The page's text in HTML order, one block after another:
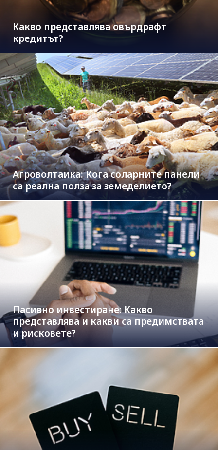
Какво представлява овърдрафт
кредитът?
Агроволтаика: Кога соларните панели
са реална полза за земеделието?
Пасивно инвестиране: Какво
представлява и какви са предимствата
и рисковете?